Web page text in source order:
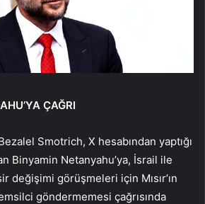
ÇAĞRI
Smotrich, X hesabından yaptığı
Binyamin Netanyahu’ya, İsrail ile
değişimi görüşmeleri için Mısır’ın
göndermemesi çağrısında